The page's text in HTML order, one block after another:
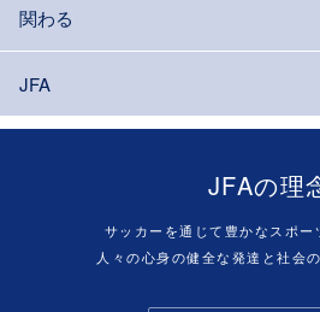
関わる
JFA
JFAの理
サッカーを通じて豊かなスポー
人々の心身の健全な発達と社会